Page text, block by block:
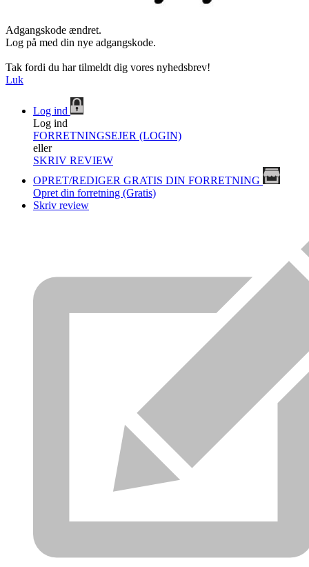
Adgangskode ændret.
Log på med din nye adgangskode.
Tak fordi du har tilmeldt dig vores nyhedsbrev!
Luk
Log ind
Log ind
FORRETNINGSEJER (LOGIN)
eller
SKRIV REVIEW
OPRET/REDIGER GRATIS DIN FORRETNING
Opret din forretning (Gratis)
Skriv review